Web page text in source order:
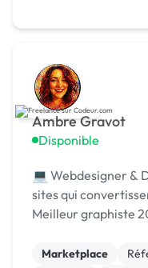
Ambre Gravot
Disponible
💻 Webdesigner &
sites qui
Meilleur graphiste
Marketplace